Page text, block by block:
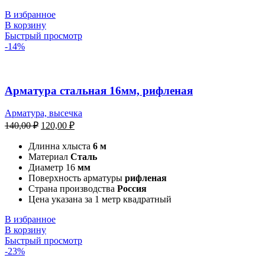
В избранное
В корзину
Быстрый просмотр
-14%
Арматура стальная 16мм, рифленая
Арматура, высечка
140,00₽ 120,00 ₽
Длинна хлыста 6 м
Материал Сталь
Диаметр 16 мм
Поверхность арматуры рифленая
Страна производства Россия
Цена указана за 1 метр квадратный
В избранное
В корзину
Быстрый просмотр
-23%